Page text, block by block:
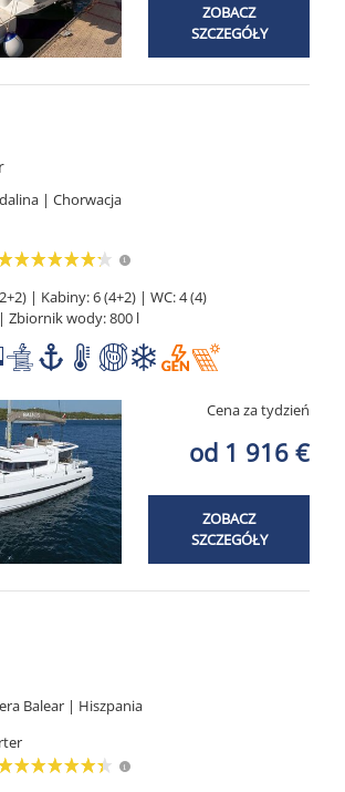
ZOBACZ
SZCZEGÓŁY
| Chorwacja
| Kabiny: 6 (4+2) | WC: 4 (4)
Zbiornik wody: 800 l
Cena za tydzień
od 1 916 €
ZOBACZ
SZCZEGÓŁY
Balear | Hiszpania